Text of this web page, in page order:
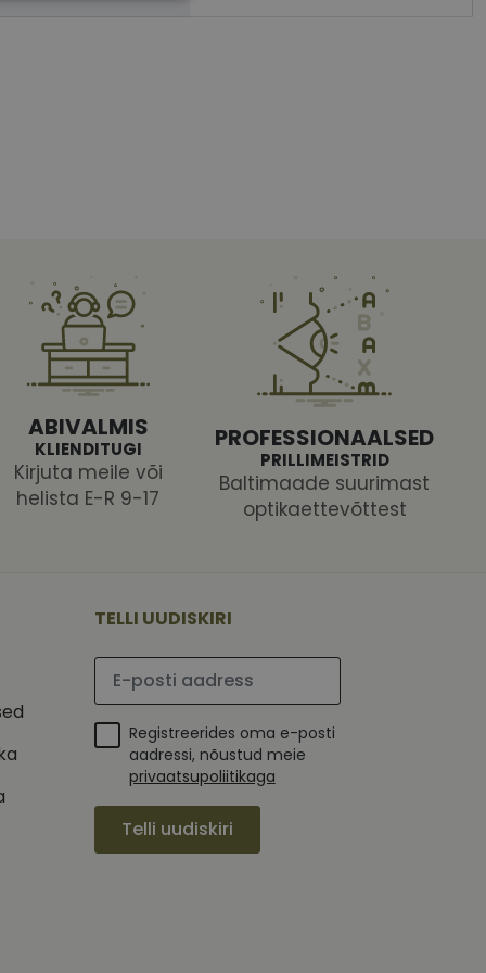
ABIVALMIS
KLIENDITUGI
Kirjuta meile või
helista E-R 9-17
PROFESSIONAALSED
PRILLIMEISTRID
Baltimaade suurimast
optikaettevõttest
TELLI UUDISKIRI
Palun sisesta e-posti aadress
Registreerides oma e-posti
aadressi, nõustud meie
privaatsupoliitikaga
Telli uudiskiri
küpsiste
selleks, et Cookie-
See on
eest
näiteks reaalajas